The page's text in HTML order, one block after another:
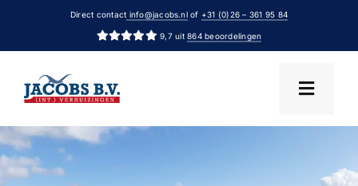
inhoud
Direct contact info@jacobs.nlof +31 (0)26 – 361 95 84
9,7 uit864 beoordelingen